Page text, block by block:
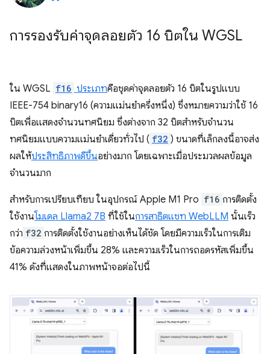
การรองรับค่าจุดลอยตัว 16 บิตใน WGSL
ใน WGSL f16 ประเภทคือชุดค่าจุดลอยตัว 16 บิตในรูปแบบ
IEEE-754 binary16 (ความแม่นยำครึ่งหนึ่ง) ซึ่งหมายความว่าใช้ 16
บิตเพื่อแสดงจำนวนทศนิยม ซึ่งต่างจาก 32 บิตสำหรับจำนวน
ทศนิยมแบบความแม่นยำเดี่ยวทั่วไป ( f32 ) ขนาดที่เล็กลงนี้อาจส่ง
ผลให้ประสิทธิภาพดีขึ้นอย่างมาก โดยเฉพาะเมื่อประมวลผลข้อมูล
จำนวนมาก
สำหรับการเปรียบเทียบ ในอุปกรณ์ Apple M1 Pro f16 การติดตั้ง
ใช้งานโมเดล Llama2 7B ที่ใช้ในการสาธิตแชท WebLLM นั้นเร็ว
กว่า f32 การติดตั้งใช้งานอย่างเห็นได้ชัด โดยมีความเร็วในการเติม
ข้อความล่วงหน้าเพิ่มขึ้น 28% และความเร็วในการถอดรหัสเพิ่มขึ้น
41% ดังที่แสดงในภาพหน้าจอต่อไปนี้